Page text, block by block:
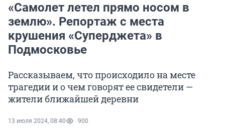
«Самолет летел прямо носом в
землю». Репортаж с места
крушения «Суперджета» в
Подмосковье
Рассказываем, что происходило на месте
трагедии и о чем говорят ее свидетели —
жители ближайшей деревни
13 июля 2024, 08:40 900